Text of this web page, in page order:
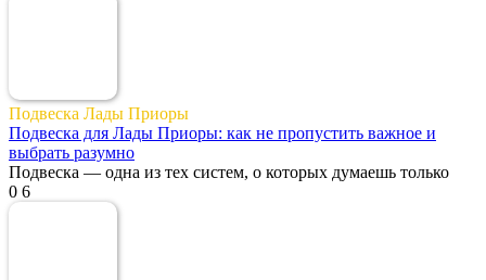
Подвеска Лады Приоры
Подвеска для Лады Приоры: как не пропустить важное и
выбрать разумно
Подвеска — одна из тех систем, о которых думаешь только
0 6